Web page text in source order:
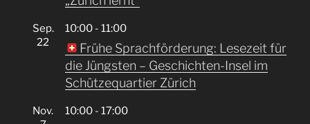
Sep.
22
10:00 - 11:00
Frühe Sprachförderung: Lesezeit für
die Jüngsten – Geschichten-Insel im
Schützequartier Zürich
Nov.
10:00 - 17:00